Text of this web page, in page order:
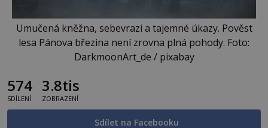
Umučená kněžna, sebevrazi a tajemné úkazy. Pověst
lesa Pánova březina není zrovna plná pohody. Foto:
DarkmoonArt_de / pixabay
574
SDÍLENÍ
3.8tis
ZOBRAZENÍ
Sdílet na Facebooku